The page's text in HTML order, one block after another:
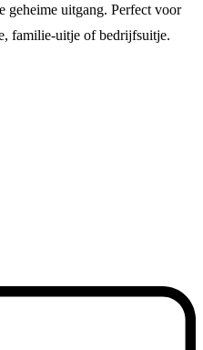
geheime uitgang. Perfect voor
familie-uitje of bedrijfsuitje.